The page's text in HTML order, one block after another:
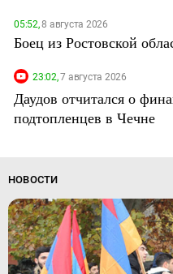
05:52,8 августа 2026
Боец из Ростовской
23:02,7 августа 2026
Даудов отчитался о
подтопленцев в Чечне
НОВОСТИ